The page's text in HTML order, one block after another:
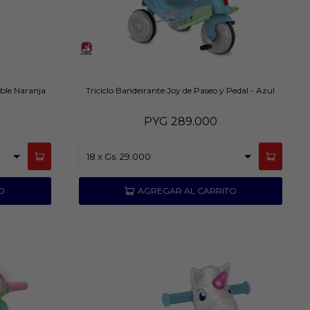
Naranja Triciclo Bandeirante Joy de Paseo y Pedal - Azul
PYG 289.000